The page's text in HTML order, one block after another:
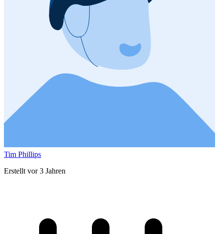
Tim Phillips
Erstellt vor 3 Jahren